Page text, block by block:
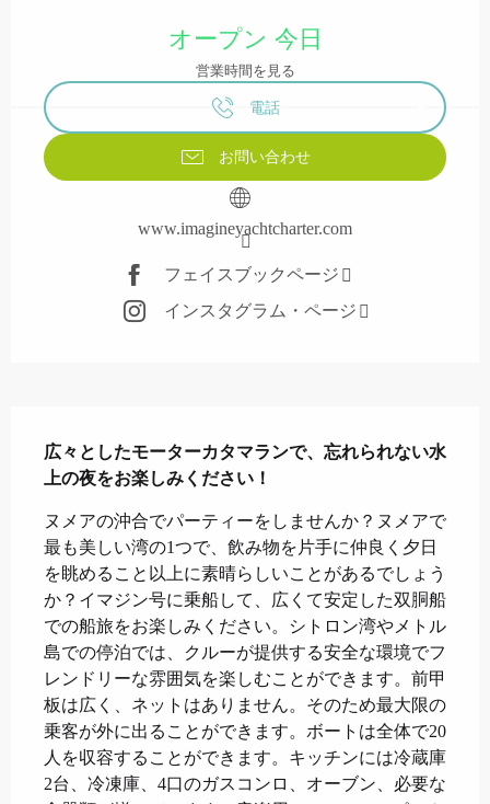
オープン 今日
営業時間を見る
電話
お問い合わせ
www.imagineyachtcharter.com
フェイスブックページ
インスタグラム・ページ
広々としたモーターカタマランで、忘れられない水
上の夜をお楽しみください！
ヌメアの沖合でパーティーをしませんか？ヌメアで
最も美しい湾の1つで、飲み物を片手に仲良く夕日
を眺めること以上に素晴らしいことがあるでしょう
か？イマジン号に乗船して、広くて安定した双胴船
での船旅をお楽しみください。シトロン湾やメトル
島での停泊では、クルーが提供する安全な環境でフ
レンドリーな雰囲気を楽しむことができます。前甲
板は広く、ネットはありません。そのため最大限の
乗客が外に出ることができます。ボートは全体で20
人を収容することができます。キッチンには冷蔵庫
2台、冷凍庫、4口のガスコンロ、オーブン、必要な